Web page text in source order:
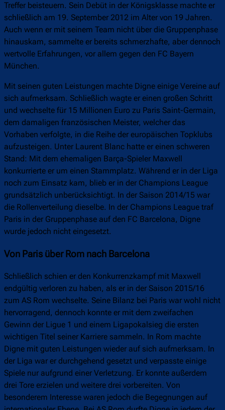
Treffer beisteuern. Sein Debüt in der Königsklasse machte er
schließlich am 19. September 2012 im Alter von 19 Jahren.
Auch wenn er mit seinem Team nicht über die Gruppenphase
hinauskam, sammelte er bereits schmerzhafte, aber dennoch
wertvolle Erfahrungen, vor allem gegen den FC Bayern
München.
Mit seinen guten Leistungen machte Digne einige Vereine auf
sich aufmerksam. Schließlich wagte er einen großen Schritt
und wechselte für 15 Millionen Euro zu Paris Saint-Germain,
dem damaligen französischen Meister, welcher das
Vorhaben verfolgte, in die Reihe der europäischen Topklubs
aufzusteigen. Unter Laurent Blanc hatte er einen schweren
Stand: Mit dem ehemaligen Barça-Spieler Maxwell
konkurrierte er um einen Stammplatz. Während er in der Liga
noch zum Einsatz kam, blieb er in der Champions League
grundsätzlich unberücksichtigt. In der Saison 2014/15 war
die Rollenverteilung dieselbe. In der Champions League traf
Paris in der Gruppenphase auf den FC Barcelona, Digne
wurde jedoch nicht eingesetzt.
Von Paris über Rom nach Barcelona
Schließlich schien er den Konkurrenzkampf mit Maxwell
endgültig verloren zu haben, als er in der Saison 2015/16
zum AS Rom wechselte. Seine Bilanz bei Paris war wohl nicht
hervorragend, dennoch konnte er mit dem zweifachen
Gewinn der Ligue 1 und einem Ligapokalsieg die ersten
wichtigen Titel seiner Karriere sammeln. In Rom machte
Digne mit guten Leistungen wieder auf sich aufmerksam. In
der Liga war er durchgehend gesetzt und verpasste einige
Spiele nur aufgrund einer Verletzung. Er konnte außerdem
drei Tore erzielen und weitere drei vorbereiten. Von
besonderem Interesse waren jedoch die Begegnungen auf